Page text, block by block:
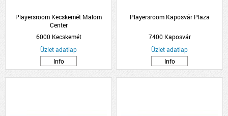
Playersroom Kecskemét Malom
Center
6000 Kecskemét
Üzlet adatlap
Info
Playersroom Kaposvár Plaza
7400 Kaposvár
Üzlet adatlap
Info